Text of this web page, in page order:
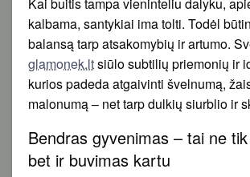
kalbama, santykiai ima tolti. Todėl
balansą tarp atsakomybių ir artumo.
glamonek.ltsiūlo subtilių priemonių ir
kurios padeda atgaivinti švelnumą,
malonumą – net tarp dulkių siurblio ir
Bendras gyvenimas – tai ne
bet ir buvimas kartu